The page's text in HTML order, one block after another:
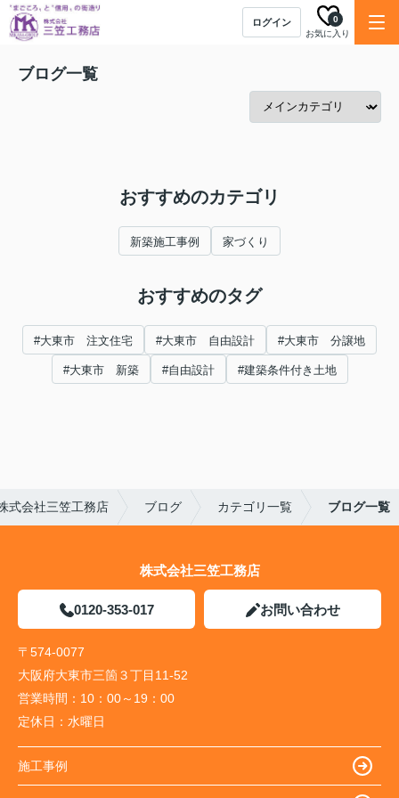
ログイン
お気に入り
0
ブログ一覧
おすすめのカテゴリ
新築施工事例 家づくり
おすすめのタグ
#大東市 注文住宅 #大東市 自由設計 #大東市 分譲地
#大東市 新築 #自由設計 #建築条件付き土地
式会社三笠工務店 ブログ カテゴリ一覧 ブログ一覧
株式会社三笠工務店
0120-353-017 お問い合わせ
〒574-0077
大阪府大東市三箇３丁目11-52
営業時間： 10：00～19：00
定休日： 水曜日
施工事例